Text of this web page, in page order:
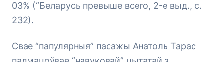
03% (“Беларусь превыше всего, 2-е выд., с.
232).
Свае “папулярныя” пасажы Анатоль Тарас